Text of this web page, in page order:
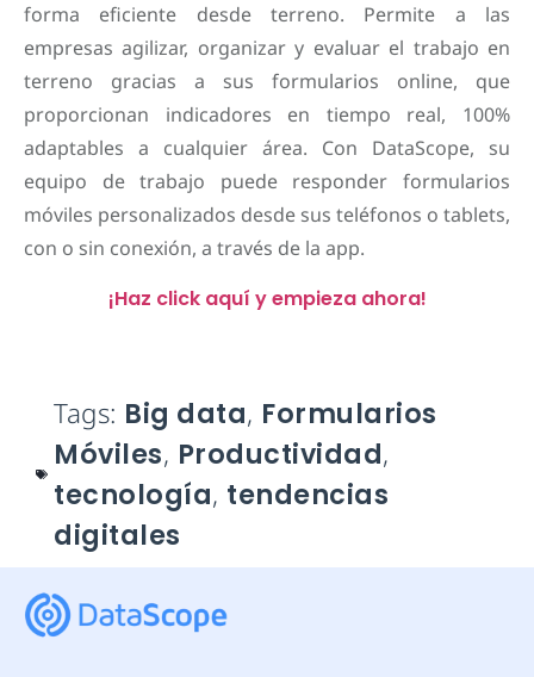
forma eficiente desde terreno. Permite a las
empresas agilizar, organizar y evaluar el trabajo en
terreno gracias a sus formularios online, que
proporcionan indicadores en tiempo real, 100%
adaptables a cualquier área. Con DataScope, su
equipo de trabajo puede responder formularios
móviles personalizados desde sus teléfonos o tablets,
con o sin conexión, a través de la app.
¡Haz click aquí y empieza ahora!
Tags: Big data, Formularios
Móviles, Productividad,
tecnología, tendencias
digitales